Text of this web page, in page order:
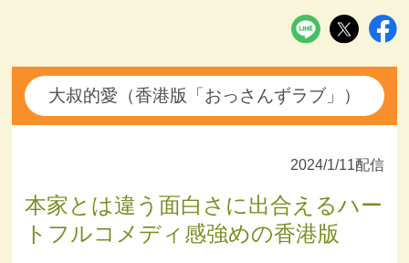
大叔的愛（香港版「おっさんずラブ」）
2024/1/11配信
本家とは違う面白さに出合えるハー
トフルコメディ感強めの香港版